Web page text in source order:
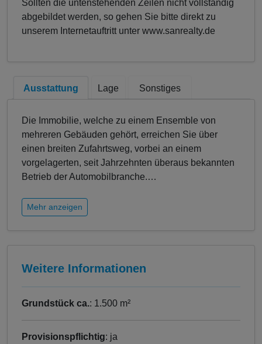
Sollten die untenstehenden Zeilen nicht vollständig
abgebildet werden, so gehen Sie bitte direkt zu
unserem Internetauftritt unter www.sanrealty.de
Ausstattung Lage Sonstiges
Die Immobilie, welche zu einem Ensemble von
mehreren Gebäuden gehört, erreichen Sie über
einen breiten Zufahrtsweg, vorbei an einem
vorgelagerten, seit Jahrzehnten überaus bekannten
Betrieb der Automobilbranche.…
Mehr anzeigen
Weitere Informationen
Grundstück ca.: 1.500 m²
Provisionspflichtig: ja